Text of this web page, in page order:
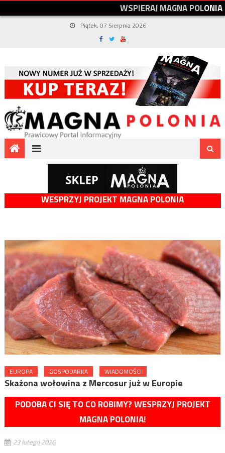
WSPIERAJMAGNAPOLONIA
Piątek, 07 Sierpnia 2026
WESPRZYJ PROJEKT MAGNA POLONIA
EUROPA GOSPODARKA WIADOMOŚCI
Skażona wołowina z Mercosur już w Europie
PODOBA CI SIĘ TO CO ROBIMY? WESPRZYJ PROJEKT
MAGNA POLONIA!
23 lutego 2026